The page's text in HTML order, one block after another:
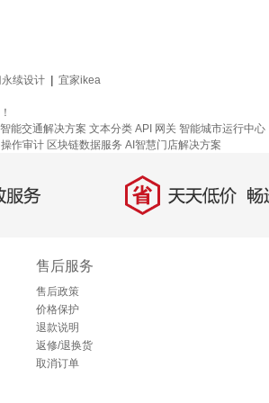
续设计
宜家ikea
智能交通解决方案 文本分类 API 网关 智能城市运行中心
操作审计 区块链数据服务 AI智慧门店解决方案
务 省 天天低价，畅选
售后服务
售后政策
价格保护
退款说明
返修/退换货
取消订单